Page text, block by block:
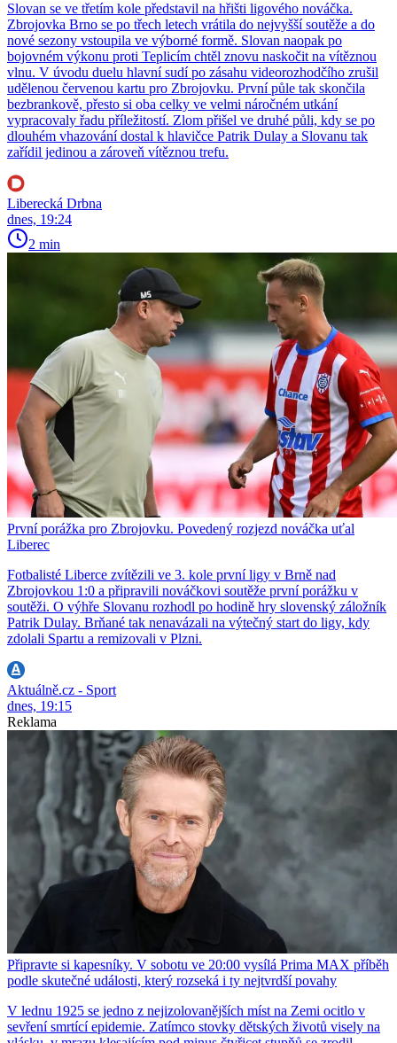
Slovan se ve třetím kole představil na hřišti ligového nováčka.
Zbrojovka Brno se po třech letech vrátila do nejvyšší soutěže a do
nové sezony vstoupila ve výborné formě. Slovan naopak po
bojovném výkonu proti Teplicím chtěl znovu naskočit na vítěznou
vlnu. V úvodu duelu hlavní sudí po zásahu videorozhodčího zrušil
udělenou červenou kartu pro Zbrojovku. První půle tak skončila
bezbrankově, přesto si oba celky ve velmi náročném utkání
vypracovaly řadu příležitostí. Zlom přišel ve druhé půli, kdy se po
dlouhém vhazování dostal k hlavičce Patrik Dulay a Slovanu tak
zařídil jedinou a zároveň vítěznou trefu.
Liberecká Drbna
dnes, 19:24
2 min
První porážka pro Zbrojovku. Povedený rozjezd nováčka uťal
Liberec
Fotbalisté Liberce zvítězili ve 3. kole první ligy v Brně nad
Zbrojovkou 1:0 a připravili nováčkovi soutěže první porážku v
soutěži. O výhře Slovanu rozhodl po hodině hry slovenský záložník
Patrik Dulay. Brňané tak nenavázali na výtečný start do ligy, kdy
zdolali Spartu a remizovali v Plzni.
Aktuálně.cz - Sport
dnes, 19:15
Reklama
Připravte si kapesníky. V sobotu ve 20:00 vysílá Prima MAX příběh
podle skutečné události, který rozseká i ty nejtvrdší povahy
V lednu 1925 se jedno z nejizolovanějších míst na Zemi ocitlo v
sevření smrtící epidemie. Zatímco stovky dětských životů visely na